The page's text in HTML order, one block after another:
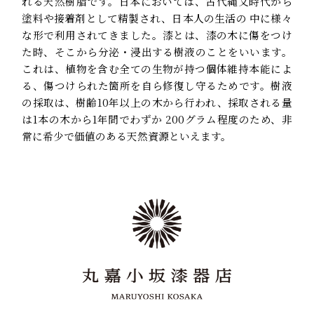
塗料や接着剤として精製され、日本人の生活の 中に様々
な形で利用されてきました。漆とは、漆の木に傷をつけ
た時、そこから分泌・浸出する樹液のことをいいます。
これは、植物を含む全ての生物が持つ個体維持本能によ
る、傷つけられた箇所を自ら修復し守るためです。樹液
の採取は、樹齢10年以上の木から行われ、採取される量
は1本の木から1年間でわずか 200グラム程度のため、非
常に希少で価値のある天然資源といえます。